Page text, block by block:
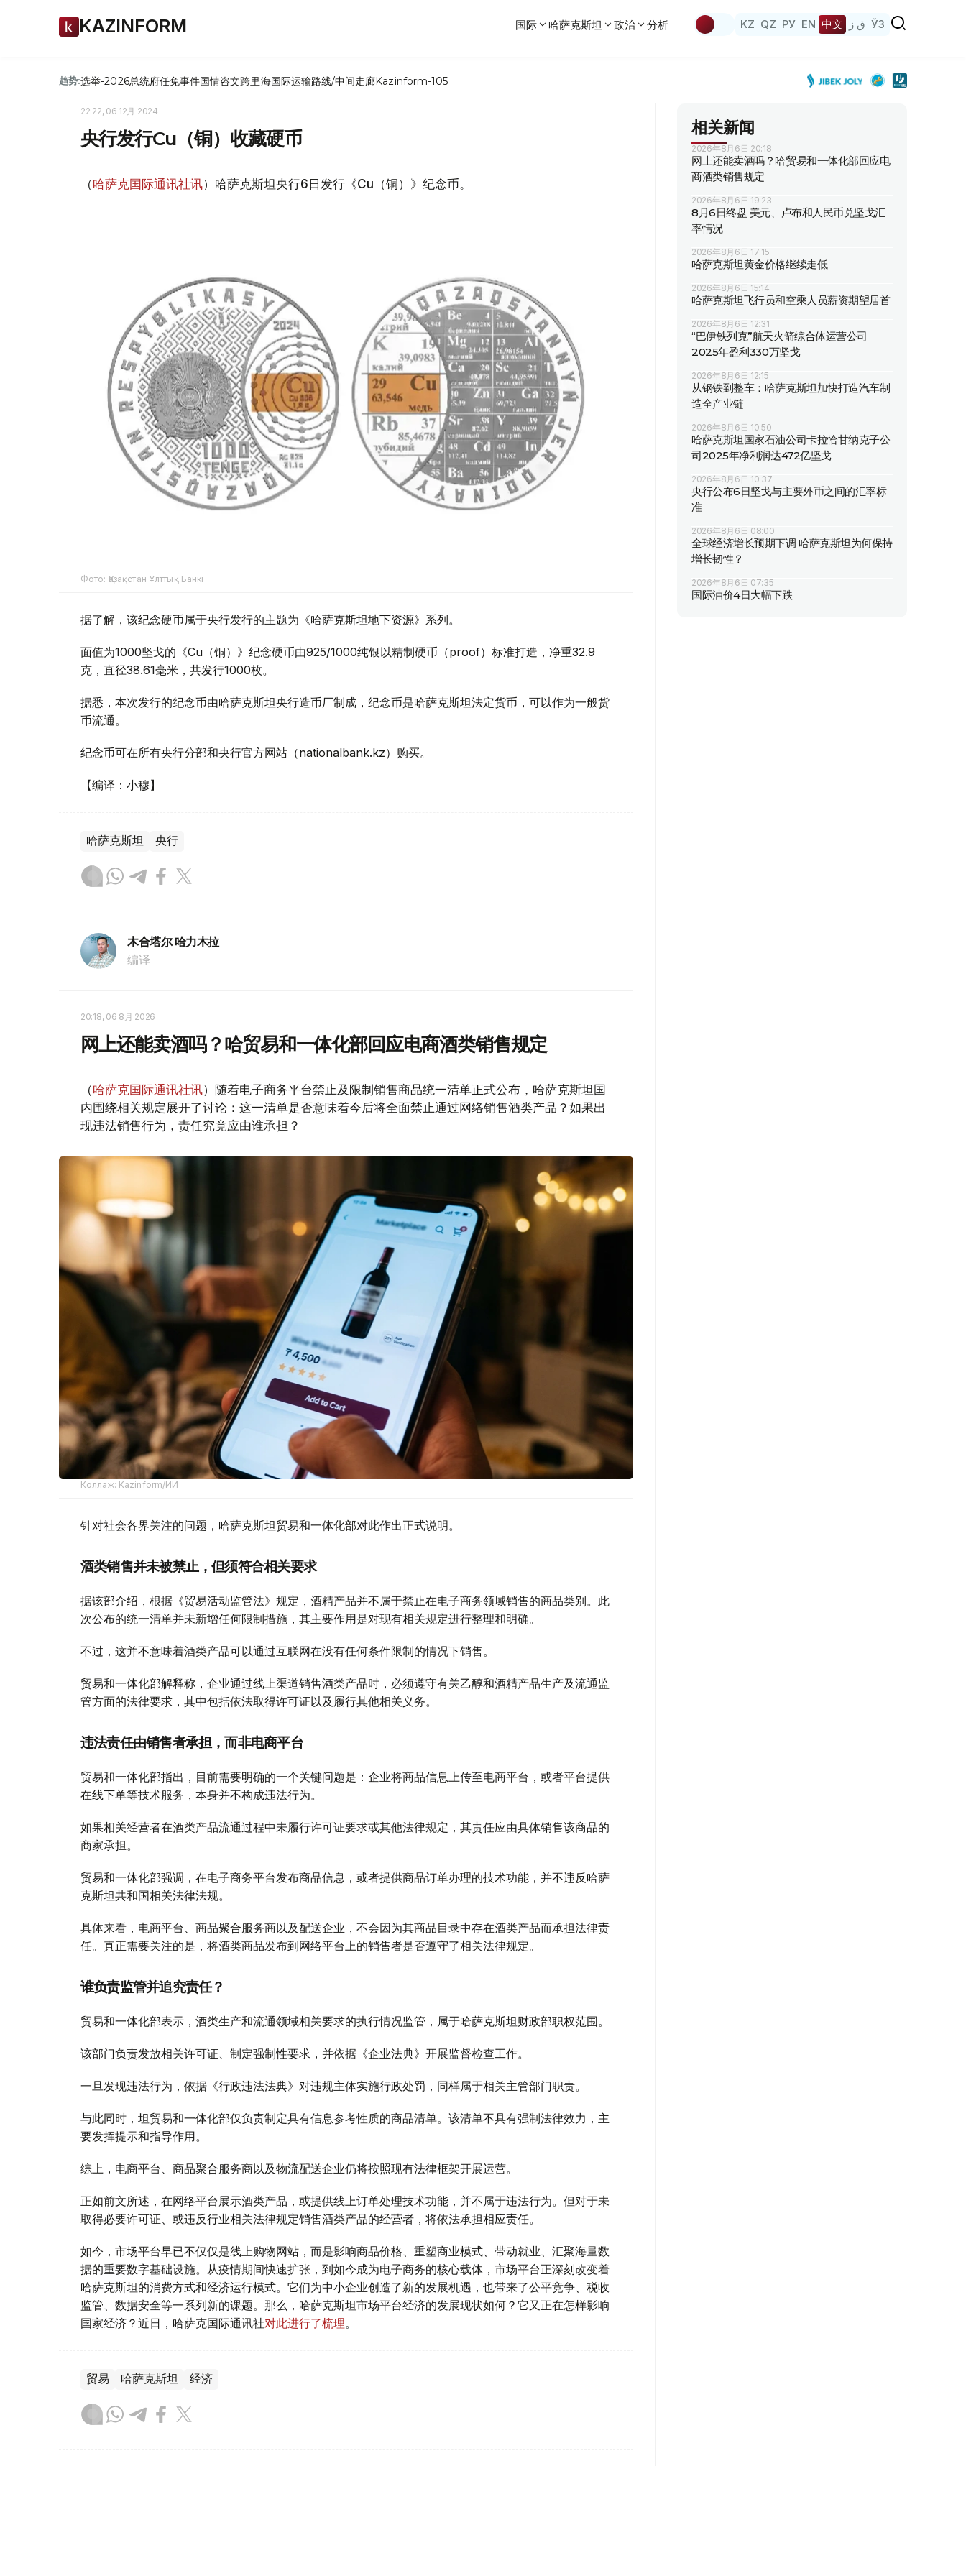
KAZINFORM 国际 哈萨克斯坦 政治 分析 KZ QZ РУ EN 中文 ق ز ЎЗ
趋势:选举-2026总统府任免事件国情咨文跨里海国际运输路线/中间走廊Kazinform-105
22:22, 06 12月 2024
央行发行Cu（铜）收藏硬币
（哈萨克国际通讯社讯）哈萨克斯坦央行6日发行《Cu（铜）》纪念币。
Фото: Қазақстан Ұлттық Банкі
据了解，该纪念硬币属于央行发行的主题为《哈萨克斯坦地下资源》系列。
面值为1000坚戈的《Cu（铜）》纪念硬币由925/1000纯银以精制硬币（рrооf）标准打造，净重32.9
克，直径38.61毫米，共发行1000枚。
据悉，本次发行的纪念币由哈萨克斯坦央行造币厂制成，纪念币是哈萨克斯坦法定货币，可以作为一般货
币流通。
纪念币可在所有央行分部和央行官方网站（nationalbank.kz）购买。
【编译：小穆】
哈萨克斯坦 央行
木合塔尔 哈力木拉
编译
20:18, 06 8月 2026
网上还能卖酒吗？哈贸易和一体化部回应电商酒类销售规定
（哈萨克国际通讯社讯）随着电子商务平台禁止及限制销售商品统一清单正式公布，哈萨克斯坦国
内围绕相关规定展开了讨论：这一清单是否意味着今后将全面禁止通过网络销售酒类产品？如果出
现违法销售行为，责任究竟应由谁承担？
Коллаж: Kazinform/ИИ
针对社会各界关注的问题，哈萨克斯坦贸易和一体化部对此作出正式说明。
酒类销售并未被禁止，但须符合相关要求
据该部介绍，根据《贸易活动监管法》规定，酒精产品并不属于禁止在电子商务领域销售的商品类别。此
次公布的统一清单并未新增任何限制措施，其主要作用是对现有相关规定进行整理和明确。
不过，这并不意味着酒类产品可以通过互联网在没有任何条件限制的情况下销售。
贸易和一体化部解释称，企业通过线上渠道销售酒类产品时，必须遵守有关乙醇和酒精产品生产及流通监
管方面的法律要求，其中包括依法取得许可证以及履行其他相关义务。
违法责任由销售者承担，而非电商平台
贸易和一体化部指出，目前需要明确的一个关键问题是：企业将商品信息上传至电商平台，或者平台提供
在线下单等技术服务，本身并不构成违法行为。
如果相关经营者在酒类产品流通过程中未履行许可证要求或其他法律规定，其责任应由具体销售该商品的
商家承担。
贸易和一体化部强调，在电子商务平台发布商品信息，或者提供商品订单办理的技术功能，并不违反哈萨
克斯坦共和国相关法律法规。
具体来看，电商平台、商品聚合服务商以及配送企业，不会因为其商品目录中存在酒类产品而承担法律责
任。真正需要关注的是，将酒类商品发布到网络平台上的销售者是否遵守了相关法律规定。
谁负责监管并追究责任？
贸易和一体化部表示，酒类生产和流通领域相关要求的执行情况监管，属于哈萨克斯坦财政部职权范围。
该部门负责发放相关许可证、制定强制性要求，并依据《企业法典》开展监督检查工作。
一旦发现违法行为，依据《行政违法法典》对违规主体实施行政处罚，同样属于相关主管部门职责。
与此同时，坦贸易和一体化部仅负责制定具有信息参考性质的商品清单。该清单不具有强制法律效力，主
要发挥提示和指导作用。
综上，电商平台、商品聚合服务商以及物流配送企业仍将按照现有法律框架开展运营。
正如前文所述，在网络平台展示酒类产品，或提供线上订单处理技术功能，并不属于违法行为。但对于未
取得必要许可证、或违反行业相关法律规定销售酒类产品的经营者，将依法承担相应责任。
如今，市场平台早已不仅仅是线上购物网站，而是影响商品价格、重塑商业模式、带动就业、汇聚海量数
据的重要数字基础设施。从疫情期间快速扩张，到如今成为电子商务的核心载体，市场平台正深刻改变着
哈萨克斯坦的消费方式和经济运行模式。它们为中小企业创造了新的发展机遇，也带来了公平竞争、税收
监管、数据安全等一系列新的课题。那么，哈萨克斯坦市场平台经济的发展现状如何？它又正在怎样影响
国家经济？近日，哈萨克国际通讯社对此进行了梳理。
贸易 哈萨克斯坦 经济
相关新闻
2026年8月6日 20:18
网上还能卖酒吗？哈贸易和一体化部回应电
商酒类销售规定
2026年8月6日 19:23
8月6日终盘 美元、卢布和人民币兑坚戈汇
率情况
2026年8月6日 17:15
哈萨克斯坦黄金价格继续走低
2026年8月6日 15:14
哈萨克斯坦飞行员和空乘人员薪资期望居首
2026年8月6日 12:31
“巴伊铁列克”航天火箭综合体运营公司
2025年盈利330万坚戈
2026年8月6日 12:15
从钢铁到整车：哈萨克斯坦加快打造汽车制
造全产业链
2026年8月6日 10:50
哈萨克斯坦国家石油公司卡拉恰甘纳克子公
司2025年净利润达472亿坚戈
2026年8月6日 10:37
央行公布6日坚戈与主要外币之间的汇率标
准
2026年8月6日 08:00
全球经济增长预期下调 哈萨克斯坦为何保持
增长韧性？
2026年8月6日 07:35
国际油价4日大幅下跌